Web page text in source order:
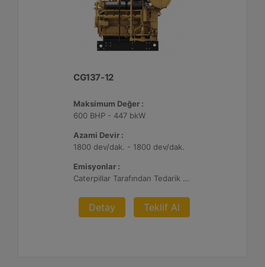
CG137-12
Maksimum Değer :
600 BHP - 447 bkW
Azami Devir :
1800 dev/dak. - 1800 dev/dak.
Emisyonlar :
Caterpillar Tarafından Tedarik Edilen AFRC ve Müşteri Tarafından Sağlanan Atık Arıtma ile NSPS Saha Uyumluluğuna Sahiptir, %0,5 O2 Ayar Noktası
Detay Teklif Al